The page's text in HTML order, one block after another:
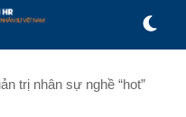
trị nhân sự nghề “hot”